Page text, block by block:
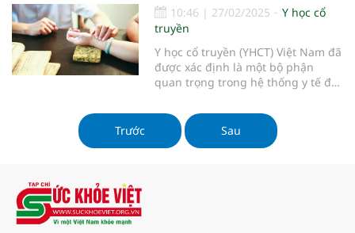
10:46 | 27/02/2025
Y học cổ
truyền
Y học cổ truyền (YHCT) Việt Nam đã
được xác định là một bộ phận
quan trọng trong hệ thống y tế để
dân.
Trước
Sau